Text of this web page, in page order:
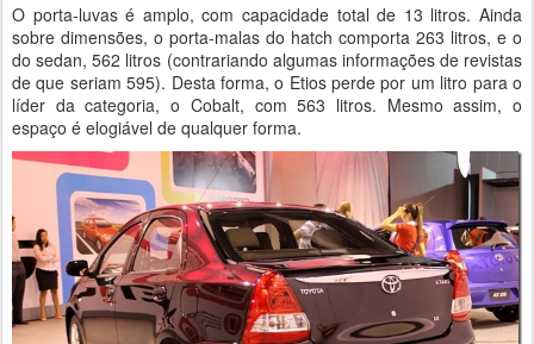
O porta-luvas é amplo, com capacidade total de 13 litros. Ainda
sobre dimensões, o porta-malas do hatch comporta 263 litros, e o
do sedan, 562 litros (contrariando algumas informações de revistas
de que seriam 595). Desta forma, o Etios perde por um litro para o
líder da categoria, o Cobalt, com 563 litros. Mesmo assim, o
espaço é elogiável de qualquer forma.